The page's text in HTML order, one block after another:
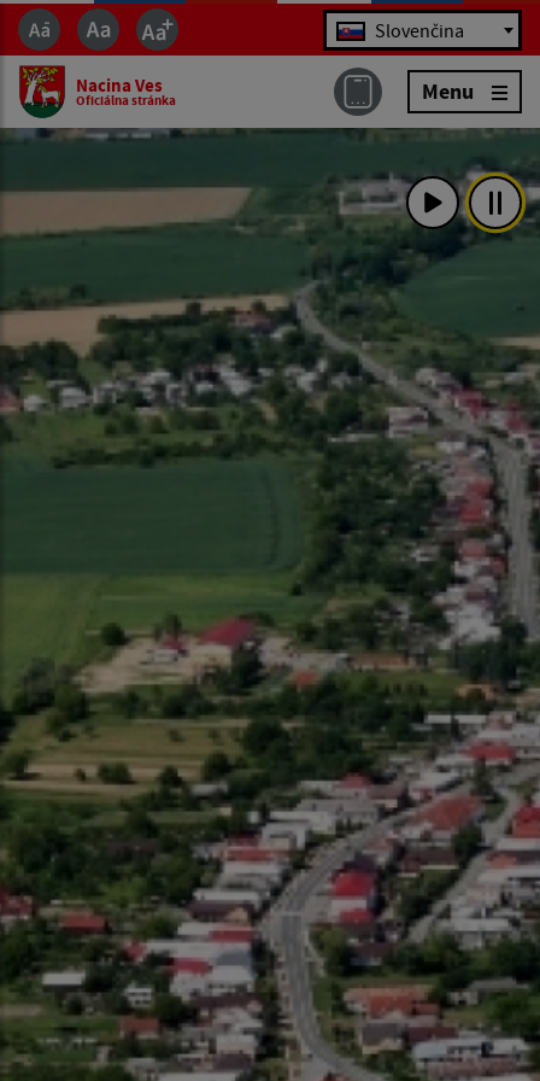
Jazyk Slovenčina
Nacina Ves
Oficiálna stránka Menu